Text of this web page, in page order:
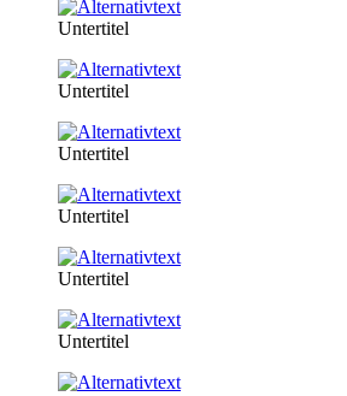
Untertitel
Untertitel
Untertitel
Untertitel
Untertitel
Untertitel